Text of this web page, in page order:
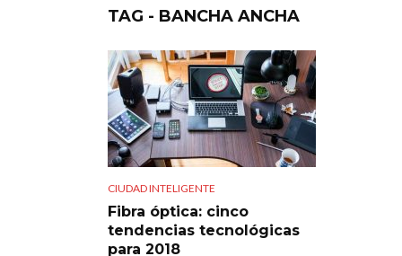
TAG - BANCHA ANCHA
CIUDAD INTELIGENTE
Fibra óptica: cinco
tendencias tecnológicas
para 2018